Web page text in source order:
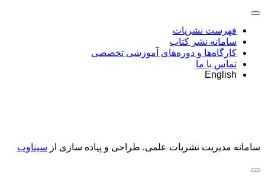
فهرست نشریات
سامانه نشر کتاب
کارگاه‌ها و دوره‌های آموزشی تخصصی
تماس با ما
English
سامانه مدیریت نشریات علمی. طراحی و پیاده سازی از سیناوب